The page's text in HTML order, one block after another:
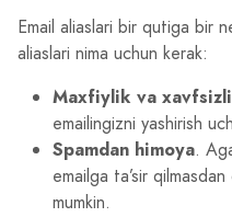
Email aliaslari bir qutiga bir
aliaslari nima uchun kerak:
Maxfiylik va
emailingizni yashirish
Spamdan himoya.
emailga ta’sir
mumkin.